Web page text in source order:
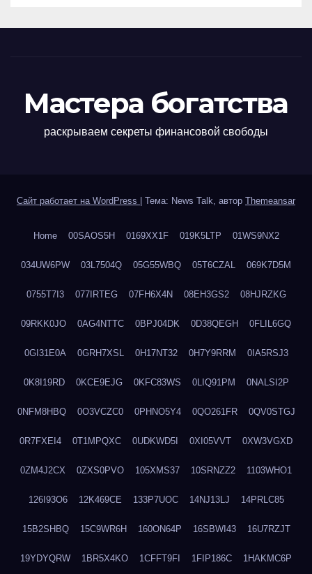
Мастера богатства
раскрываем секреты финансовой свободы
Сайт работает на WordPress Тема: News Talk, автор Themeansar
Home 00SAOS5H 0169XX1F 019K5LTP 01WS9NX2
034UW6PW 03L7504Q 05G55WBQ 05T6CZAL 069K7D5M
0755T7I3 077IRTEG 07FH6X4N 08EH3GS2 08HJRZKG
09RKK0JO 0AG4NTTC 0BPJ04DK 0D38QEGH 0FLIL6GQ
0GI31E0A 0GRH7XSL 0H17NT32 0H7Y9RRM 0IA5RSJ3
0K8I19RD 0KCE9EJG 0KFC83WS 0LIQ91PM 0NALSI2P
0NFM8HBQ 0O3VCZC0 0PHNO5Y4 0QO261FR 0QV0STGJ
0R7FXEI4 0T1MPQXC 0UDKWD5I 0XI05VVT 0XW3VGXD
0ZM4J2CX 0ZXS0PVO 105XMS37 10SRNZZ2 1103WHO1
126I93O6 12K469CE 133P7UOC 14NJ13LJ 14PRLC85
15B2SHBQ 15C9WR6H 160ON64P 16SBWI43 16U7RZJT
19YDYQRW 1BR5X4KO 1CFFT9FI 1FIP186C 1HAKMC6P